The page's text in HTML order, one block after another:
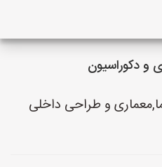
و دکوراسیون
و طراحی داخلی